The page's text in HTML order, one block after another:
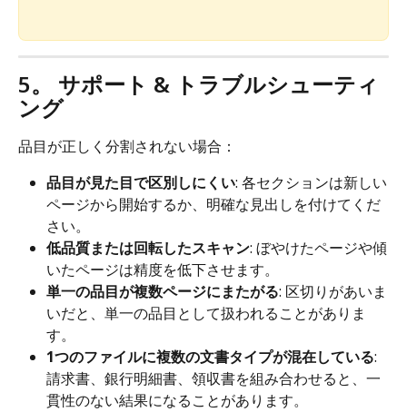
5。 サポート & トラブルシューティ
ング
品目が正しく分割されない場合：
品目が見た目で区別しにくい: 各セクションは新しい
ページから開始するか、明確な見出しを付けてくだ
さい。
低品質または回転したスキャン: ぼやけたページや傾
いたページは精度を低下させます。
単一の品目が複数ページにまたがる: 区切りがあいま
いだと、単一の品目として扱われることがありま
す。
1つのファイルに複数の文書タイプが混在している:
請求書、銀行明細書、領収書を組み合わせると、一
貫性のない結果になることがあります。